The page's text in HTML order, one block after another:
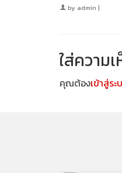
by admin |
ใส่ความ
คุณต้องเข้าสู่ระ